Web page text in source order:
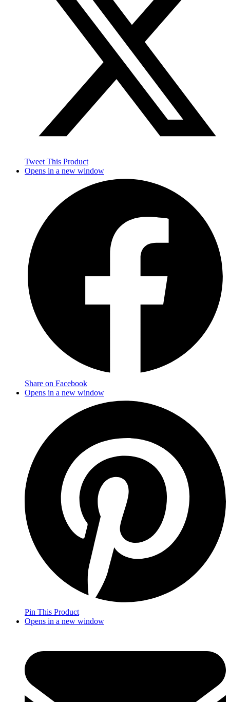
Tweet This Product
Opens in a new window
Share on Facebook
Opens in a new window
Pin This Product
Opens in a new window